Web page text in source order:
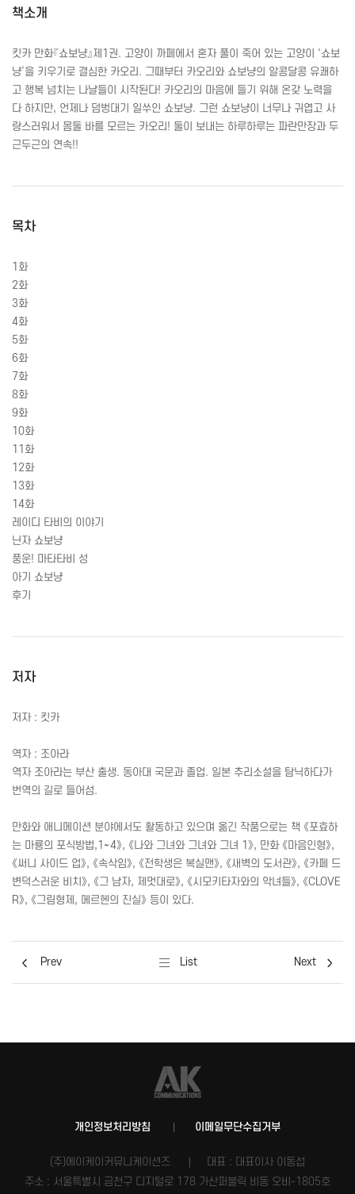
책소개
킷카 만화『쇼보냥』제1권. 고양이 까페에서 혼자 풀이 죽어 있는 고양이 ‘쇼보
냥’을 키우기로 결심한 카오리. 그때부터 카오리와 쇼보냥의 알콩달콩 유쾌하
고 행복 넘치는 나날들이 시작된다! 카오리의 마음에 들기 위해 온갖 노력을
다 하지만, 언제나 덤벙대기 일쑤인 쇼보냥. 그런 쇼보냥이 너무나 귀엽고 사
랑스러워서 몸둘 바를 모르는 카오리! 둘이 보내는 하루하루는 파란만장과 두
근두근의 연속!!
목차
1화
2화
3화
4화
5화
6화
7화
8화
9화
10화
11화
12화
13화
14화
레이디 타비의 이야기
닌자 쇼보냥
풍운! 마타타비 성
아기 쇼보냥
후기
저자
저자 : 킷카
역자 : 조아라
역자 조아라는 부산 출생. 동아대 국문과 졸업. 일본 추리소설을 탐닉하다가
번역의 길로 들어섬.
만화와 애니메이션 분야에서도 활동하고 있으며 옮긴 작품으로는 책 《포효하
는 마룡의 포식방법,1~4》, 《나와 그녀와 그녀와 그녀 1》, 만화 《마음인형》,
《써니 사이드 업》, 《속삭임》, 《전학생은 복실맨》, 《새벽의 도서관》, 《카페 드
변덕스러운 비치》, 《그 남자, 제멋대로》, 《시모키타자와의 악녀들》, 《CLOVE
R》, 《그림형제, 메르헨의 진실》 등이 있다.
Prev List Next
개인정보처리방침 이메일무단수집거부
(주)에이케이커뮤니케이션즈
대표 : 대표이사 이동섭
주소 : 서울특별시 금천구 디지털로 178 가산퍼블릭 비동 오비-1805호